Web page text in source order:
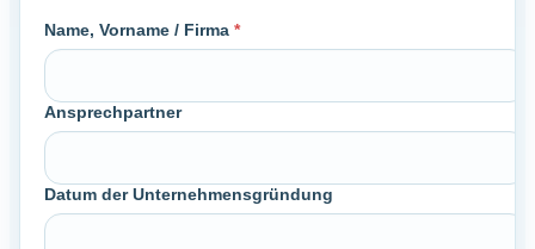
Name, Vorname / Firma *
Ansprechpartner
Datum der Unternehmensgründung